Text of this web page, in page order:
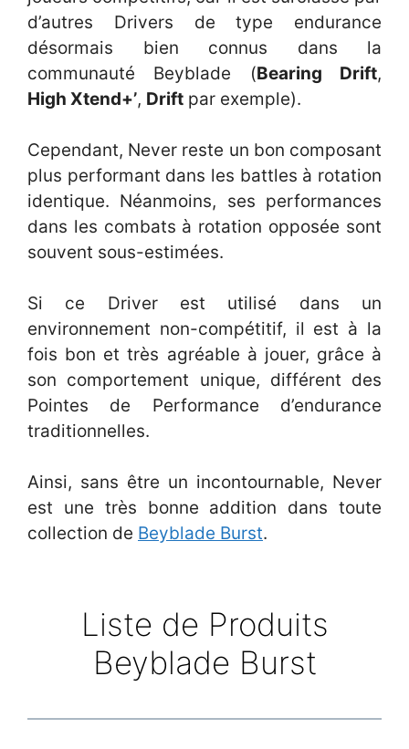
d’autres Drivers de type endurance
désormais bien connus dans la
communauté Beyblade (Bearing Drift,
High Xtend+’, Drift par exemple).
Cependant, Never reste un bon composant
plus performant dans les battles à rotation
identique. Néanmoins, ses performances
dans les combats à rotation opposée sont
souvent sous-estimées.
Si ce Driver est utilisé dans un
environnement non-compétitif, il est à la
fois bon et très agréable à jouer, grâce à
son comportement unique, différent des
Pointes de Performance d’endurance
traditionnelles.
Ainsi, sans être un incontournable, Never
est une très bonne addition dans toute
collection de Beyblade Burst.
Liste de Produits
Beyblade Burst